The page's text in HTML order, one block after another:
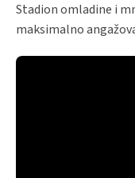
Stadion omladine i
maksimalno